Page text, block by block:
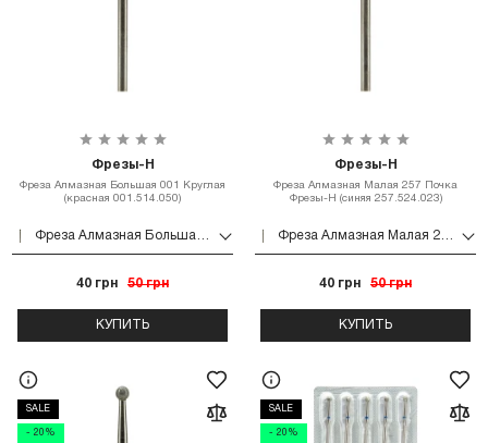
Фрезы-Н
Фреза Алмазная Большая 001 Круглая
(красная 001.514.050)
40 грн 50 грн
КУПИТЬ
Фрезы-Н
Фреза Алмазная Малая 257 Почка
Фрезы-Н (синяя 257.524.023)
40 грн 50 грн
КУПИТЬ
SALE
- 20%
SALE
- 20%